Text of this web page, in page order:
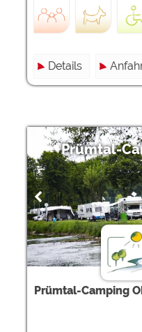
Details
Prümtal-
Prümtal-Camping